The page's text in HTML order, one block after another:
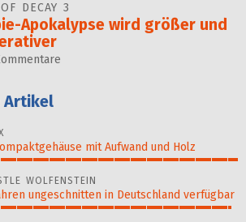
DECAY 3
Apokalypse wird größer und
Artikel
mit Aufwand und Holz
WOLFENSTEIN
ungeschnitten in Deutschland verfügbar